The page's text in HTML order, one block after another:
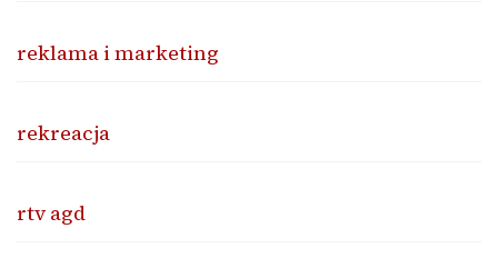
reklama i marketing
rekreacja
rtv agd